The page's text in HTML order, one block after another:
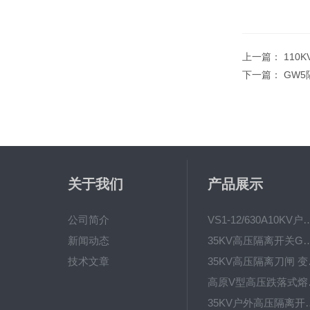
上一篇：
下一篇： GW5
关于我们
公司简介
新闻动态
技术文章
产品展示
VS1-12/630A10KV
35KV高压隔离开关
高
35KV户外